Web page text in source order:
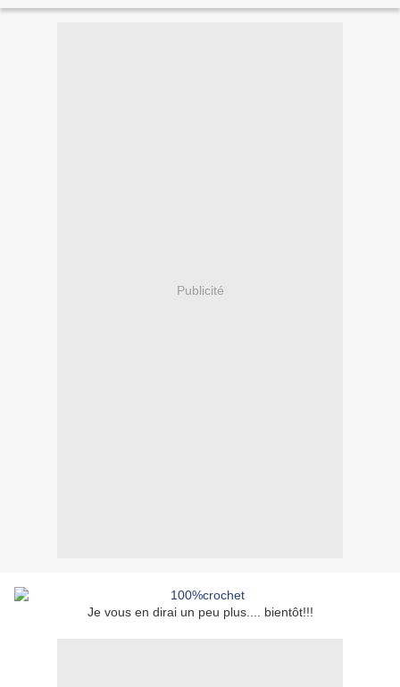
Publicité
Je vous en dirai un peu plus.... bientôt!!!